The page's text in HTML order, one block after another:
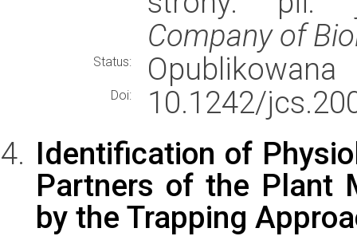
Company of
Status: Opublikowana
Doi:
10.1242/
Identification of
Partners of the Plant
by the Trapping